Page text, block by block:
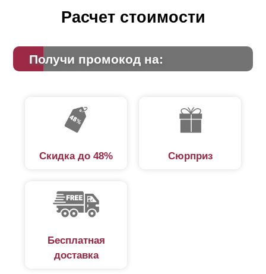
калькулятор.Расчет стоимости
Получи промокод на:
Скидка до 48% Сюрприз
Бесплатная
доставка